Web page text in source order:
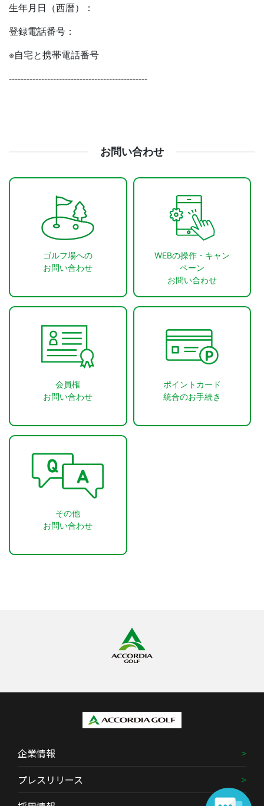
生年月日（西暦）：
登録電話番号：
※自宅と携帯電話番号
-----------------------------------------------
お問い合わせ
ゴルフ場への
お問い合わせ
WEBの操作・キャン
ペーン
お問い合わせ
会員権
お問い合わせ
ポイントカード
統合のお手続き
その他
お問い合わせ
企業情報
プレスリリース